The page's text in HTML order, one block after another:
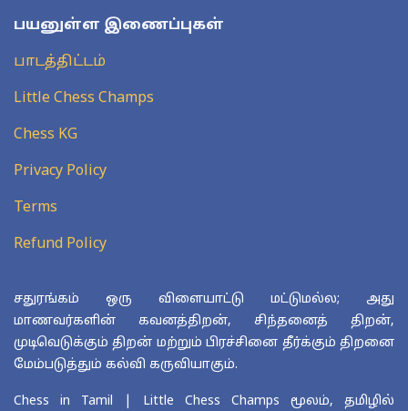
பயனுள்ள இணைப்புகள்
பாடத்திட்டம்
Little Chess Champs
Chess KG
Privacy Policy
Terms
Refund Policy
சதுரங்கம் ஒரு விளையாட்டு மட்டுமல்ல; அது
மாணவர்களின் கவனத்திறன், சிந்தனைத் திறன்,
முடிவெடுக்கும் திறன் மற்றும் பிரச்சினை தீர்க்கும் திறனை
மேம்படுத்தும் கல்வி கருவியாகும்.
Chess in Tamil | Little Chess Champs மூலம், தமிழில்